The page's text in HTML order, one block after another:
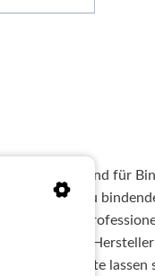
lieferbar und für
für die zu
ein
der Hersteller
Formate lassen